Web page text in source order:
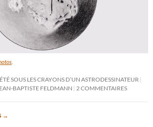
.
SOUS LES CRAYONS D’UN ASTRODESSINATEUR
BAPTISTE FELDMANN 2 COMMENTAIRES
→